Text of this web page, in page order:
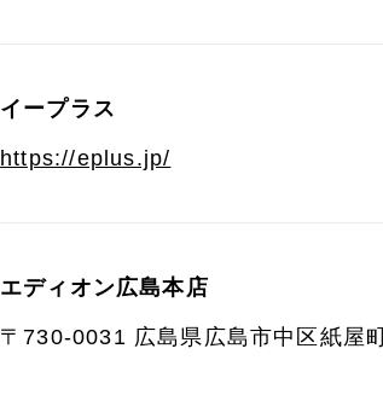
イープラス
https://eplus.jp/
エディオン広島本店
〒730-0031 広島県広島市中区紙屋